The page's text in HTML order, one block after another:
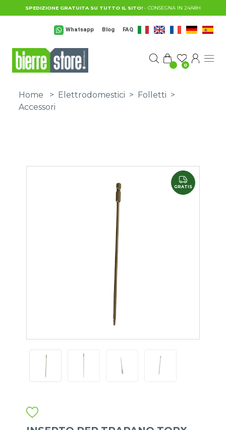
Salta al contenuto principale
SPEDIZIONE GRATUITA SU TUTTO IL SITO! - CONSEGNA IN 24/48H
Whatsapp Blog FAQ
0
Home > Elettrodomestici > Folletti >
Accessori
GRATIS